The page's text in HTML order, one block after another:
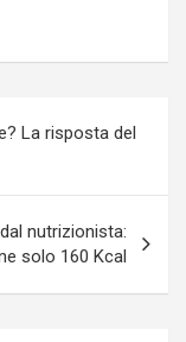
La risposta del
nutrizionista:
solo 160 Kcal